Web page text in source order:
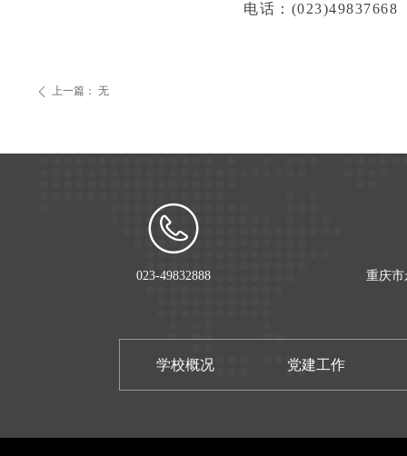
电话：(023)49837668
ꄴ 上一篇： 无
023-49832888 重庆市
学校概况 党建工作